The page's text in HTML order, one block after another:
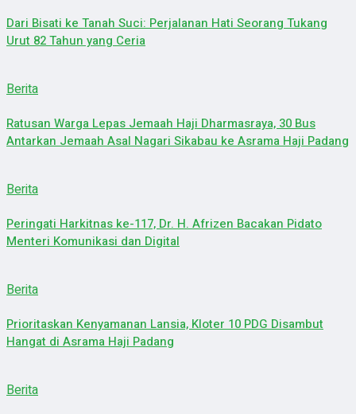
Dari Bisati ke Tanah Suci: Perjalanan Hati Seorang Tukang
Urut 82 Tahun yang Ceria
Berita
Ratusan Warga Lepas Jemaah Haji Dharmasraya, 30 Bus
Antarkan Jemaah Asal Nagari Sikabau ke Asrama Haji Padang
Berita
Peringati Harkitnas ke-117, Dr. H. Afrizen Bacakan Pidato
Menteri Komunikasi dan Digital
Berita
Prioritaskan Kenyamanan Lansia, Kloter 10 PDG Disambut
Hangat di Asrama Haji Padang
Berita